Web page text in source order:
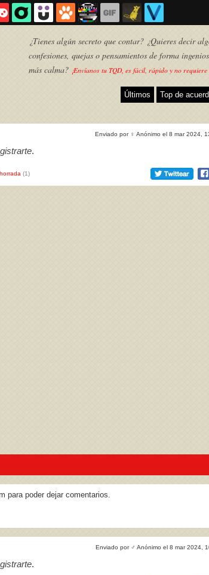
¿Tienes algún secreto que contar? ¿Quieres decir
confesiones, quejas o pensamientos de forma
más calma? ¡Envíanos tu TQD, es fácil, rápido y no
Últimos Top de
Enviado por ♀ Anónimo el 8 mar 2024,
.
(1)
para poder dejar comentarios.
Enviado por ♂ Anónimo el 8 mar 2024,
.